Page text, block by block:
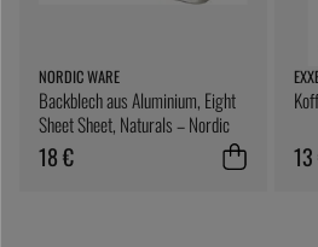
NORDIC WARE
Backblech aus Aluminium, Eight
Sheet Sheet, Naturals – Nordic
Ware
18 €